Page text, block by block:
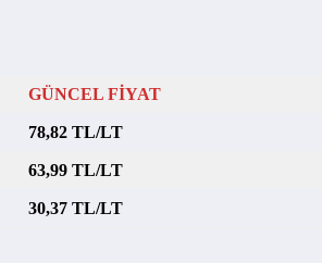
GÜNCEL FİYAT
78,82 TL/LT
63,99 TL/LT
30,37 TL/LT